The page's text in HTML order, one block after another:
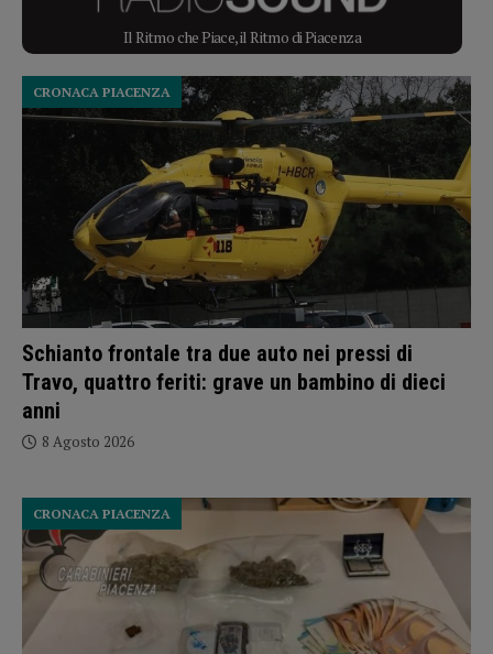
Il Ritmo che Piace, il Ritmo di Piacenza
Schianto frontale tra due auto nei pressi di
Travo, quattro feriti: grave un bambino di dieci
anni
CRONACA PIACENZA
8 Agosto 2026
CRONACA PIACENZA